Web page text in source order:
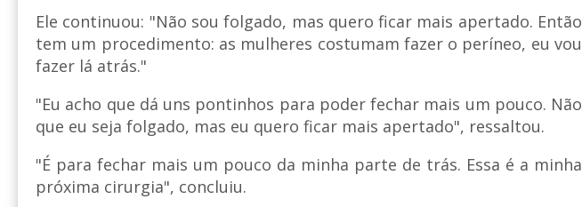
Ele continuou: "Não sou folgado, mas quero ficar mais apertado. Então
tem um procedimento: as mulheres costumam fazer o períneo, eu vou
fazer lá atrás."
"Eu acho que dá uns pontinhos para poder fechar mais um pouco. Não
que eu seja folgado, mas eu quero ficar mais apertado", ressaltou.
"É para fechar mais um pouco da minha parte de trás. Essa é a minha
próxima cirurgia", concluiu.